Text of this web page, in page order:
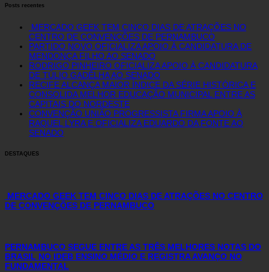
Posts recentes
MERCADO GEEK TEM CINCO DIAS DE ATRAÇÕES NO
CENTRO DE CONVENÇÕES DE PERNAMBUCO
PARTIDO NOVO OFICIALIZA APOIO À CANDIDATURA DE
MENDONÇA FILHO AO SENADO
RODRIGO PINHEIRO OFICIALIZA APOIO À CANDIDATURA
DE TÚLIO GADÊLHA AO SENADO
RECIFE ALCANÇA MAIOR ÍNDICE DA SÉRIE HISTÓRICA E
CONSOLIDA MELHOR EDUCAÇÃO MUNICIPAL ENTRE AS
CAPITAIS DO NORDESTE
CONVENÇÃO UNIÃO PROGRESSISTA FIRMA APOIO À
RAQUEL LYRA E OFICIALIZA EDUARDO DA FONTE AO
SENADO
DESTAQUES
MERCADO GEEK TEM CINCO DIAS DE ATRAÇÕES NO CENTRO
DE CONVENÇÕES DE PERNAMBUCO
PERNAMBUCO SEGUE ENTRE AS TRÊS MELHORES NOTAS DO
BRASIL NO IDEB ENSINO MÉDIO E REGISTRA AVANÇO NO
FUNDAMENTAL